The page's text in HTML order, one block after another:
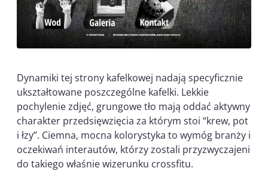
Dynamiki tej strony kafelkowej nadają specyficznie
ukształtowane poszczególne kafelki. Lekkie
pochylenie zdjęć, grungowe tło mają oddać aktywny
charakter przedsięwzięcia za którym stoi “krew, pot
i łzy”. Ciemna, mocna kolorystyka to wymóg branży i
oczekiwań interautów, którzy zostali przyzwyczajeni
do takiego właśnie wizerunku crossfitu.